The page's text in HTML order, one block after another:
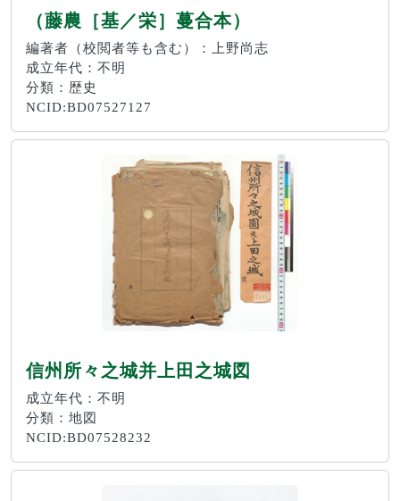
（藤農［基／栄］蔓合本）
編著者（校閲者等も含む）：上野尚志
成立年代：不明
分類：歴史
NCID:BD07527127
信州所々之城并上田之城図
成立年代：不明
分類：地図
NCID:BD07528232